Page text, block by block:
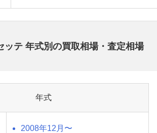
ッテ 年式別の買取相場・査定相場
年式
2008年12月〜